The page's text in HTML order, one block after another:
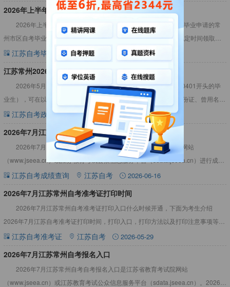
2026年上半年常州自学考试毕业证书领取通知
2026年上半年常州自学考试毕业证书领取通知2026年5月办理毕业申请的常
州市区自考毕业生（毕业准考证0401开头的毕业生），可在以下规定时间领取毕
业证书（涉及前置学历、曾用身份证、曾用名等情况考生的
江苏自考毕业 江苏自考 2026-07-22
江苏常州2026年上半年自学考试毕业证书领取通知
2026年5月办理毕业申请的常州市区自考毕业生（毕业准考证0401开头的毕
业生），可在以下规定时间领取毕业证书（涉及前置学历、曾用身份证、曾用名等
情况考生的证书发放时间由常州市教育考试院电话另行通知）
江苏自考政策新闻 江苏自考 2026-07-22
​2026年7月江苏常州自考成绩查询时间
2026年7月江苏常州自考成绩查询入口为：江苏省教育考试院网站
（www.jseea.cn）或江苏教育考试公众信息服务平台（sdata.jseea.cn）进行成绩
查询。2026年7月江苏常州自考成绩查询
江苏自考成绩查询 江苏自考 2026-06-16
​2026年7月江苏常州自考准考证打印时间
2026年7月江苏常州自考准考证打印入口什么时候开通，下面为考生介绍
2026年7月江苏自考准考证打印时间，打印入口，打印方法以及打印注意事项等内
容，以供参考。2026年7月江苏常州自考准考证打印时间2
江苏自考准考证 江苏自考 2026-05-29
​2026年7月江苏常州自考报名入口
2026年7月江苏常州自考自考报名入口是江苏省教育考试院网站
（www.jseea.cn）或江苏教育考试公众信息服务平台（sdata.jseea.cn）。2026年